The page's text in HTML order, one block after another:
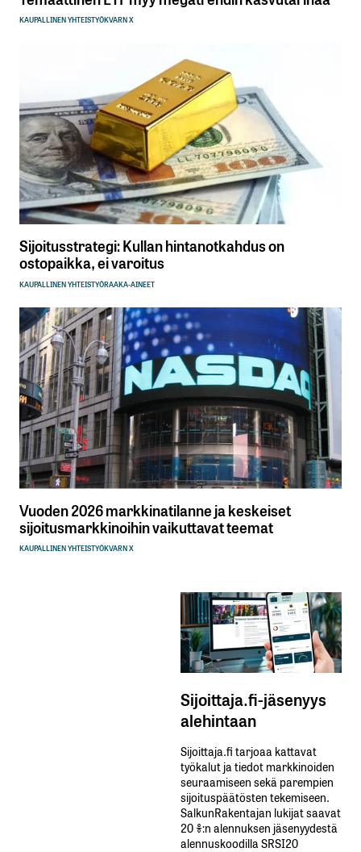
KAUPALLINEN YHTEISTYÖKVARN X
Sijoitusstrategi: Kullan hintanotkahdus on
ostopaikka, ei varoitus
KAUPALLINEN YHTEISTYÖRAAKA-AINEET
Vuoden 2026 markkinatilanne ja keskeiset
sijoitusmarkkinoihin vaikuttavat teemat
KAUPALLINEN YHTEISTYÖKVARN X
Sijoittaja.fi-jäsenyys
alehintaan
Sijoittaja.fi tarjoaa kattavat
työkalut ja tiedot markkinoiden
seuraamiseen sekä parempien
sijoituspäätösten tekemiseen.
SalkunRakentajan lukijat saavat
20 %:n alennuksen jäsenyydestä
alennuskoodilla SRSI20